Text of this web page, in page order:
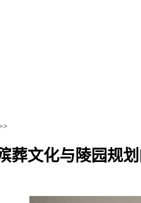
文化与陵园规划